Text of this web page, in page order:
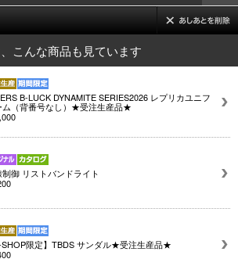
こんな商品も見ています
B-LUCK DYNAMITE SERIES2026 レプリカユニフ
ム（背番号なし）★受注生産品★
御 リストバンドライト
SHOP限定】TBDS サンダル★受注生産品★